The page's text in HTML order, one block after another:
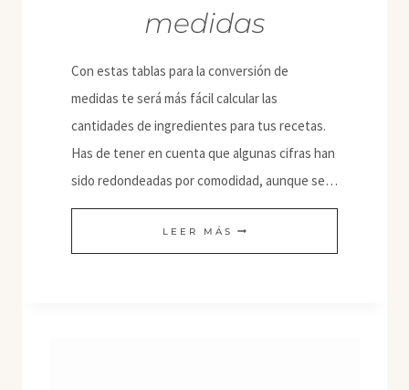
medidas
Con estas tablas para la conversión de
medidas te será más fácil calcular las
cantidades de ingredientes para tus recetas.
Has de tener en cuenta que algunas cifras han
sido redondeadas por comodidad, aunque se…
LEER MÁS TABLA
PARA